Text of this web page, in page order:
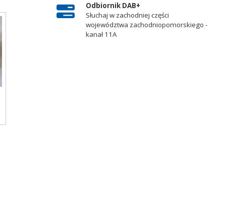
Odbiornik DAB+
Słuchaj w zachodniej części
województwa zachodniopomorskiego -
kanał 11A